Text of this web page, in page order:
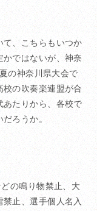
て、こちらもいつか
かではないが、神奈
の神奈川県大会で
の吹奏楽連盟が合
あたりから、各校で
ろうか。
の鳴り物禁止、大
止、選手個人名入